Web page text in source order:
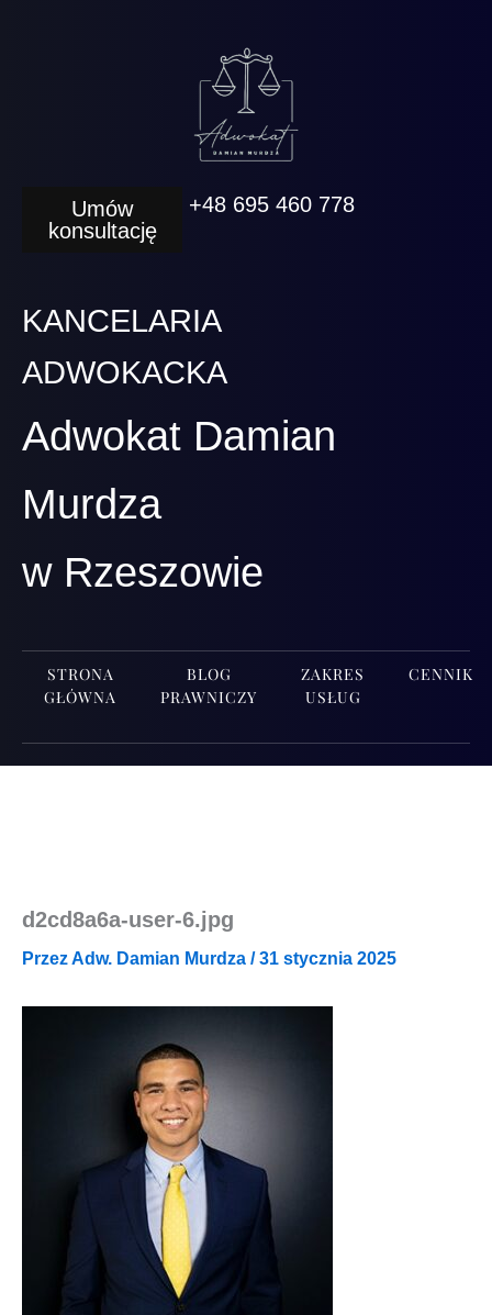
Umów
konsultację
+48 695 460 778
KANCELARIA
ADWOKACKA
Adwokat Damian
Murdza
w Rzeszowie
STRONA
GŁÓWNA
BLOG
PRAWNICZY
ZAKRES
USŁUG
CENNIK
d2cd8a6a-user‑6.jpg
PrzezAdw. Damian Murdza /31 stycznia 2025